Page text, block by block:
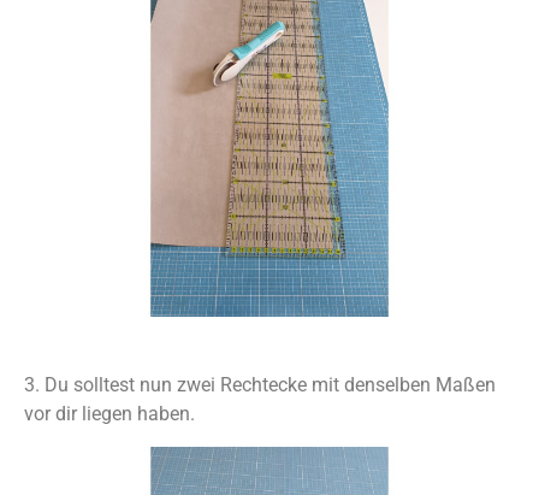
3. Du solltest nun zwei Rechtecke mit denselben Maßen
vor dir liegen haben.